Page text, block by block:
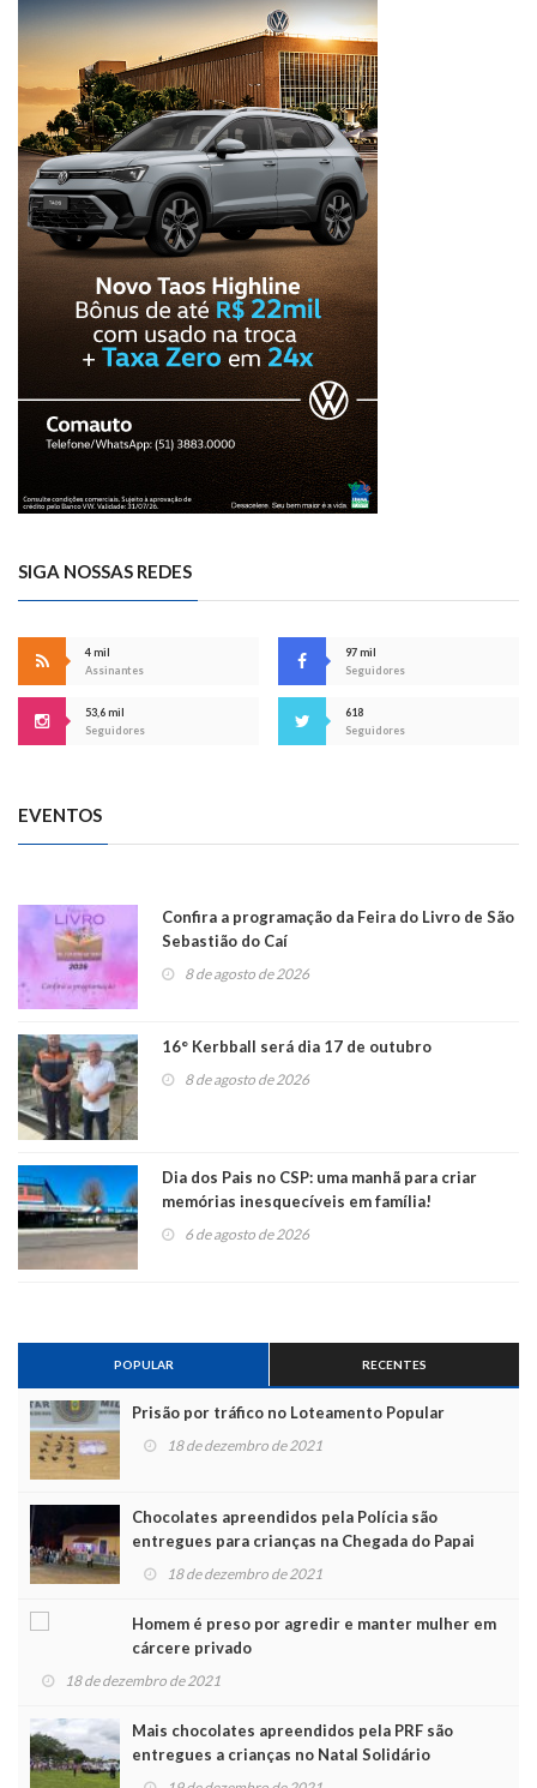
SIGA NOSSAS REDES
4 mil
Assinantes
97 mil
Seguidores
53,6 mil
Seguidores
618
Seguidores
EVENTOS
Confira a programação da Feira do Livro de São
Sebastião do Caí
8 de agosto de 2026
16° Kerbball será dia 17 de outubro
8 de agosto de 2026
Dia dos Pais no CSP: uma manhã para criar
memórias inesquecíveis em família!
6 de agosto de 2026
POPULAR RECENTES
Prisão por tráfico no Loteamento Popular
18 de dezembro de 2021
Chocolates apreendidos pela Polícia são
entregues para crianças na Chegada do Papai
Noel
18 de dezembro de 2021
Homem é preso por agredir e manter mulher em
cárcere privado
18 de dezembro de 2021
Mais chocolates apreendidos pela PRF são
entregues a crianças no Natal Solidário